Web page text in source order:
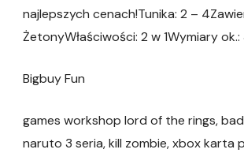
najlepszych cenach!Tunika: 2 –
ŻetonyWłaściwości: 2 w 1Wymiary
Bigbuy Fun
games workshop lord of the rings,
naruto 3 seria, kill zombie, xbox karta